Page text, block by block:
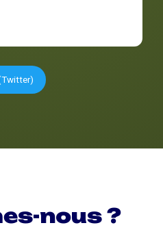
nous ?